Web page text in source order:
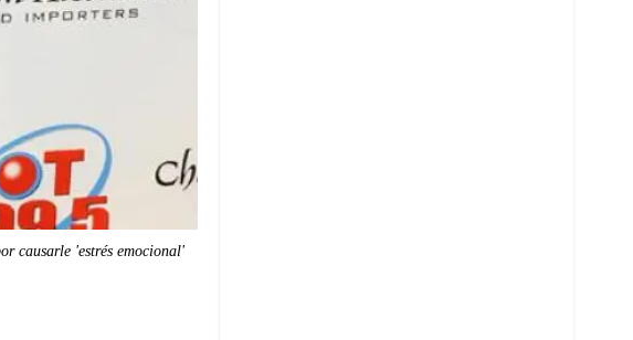
causarle 'estrés emocional'